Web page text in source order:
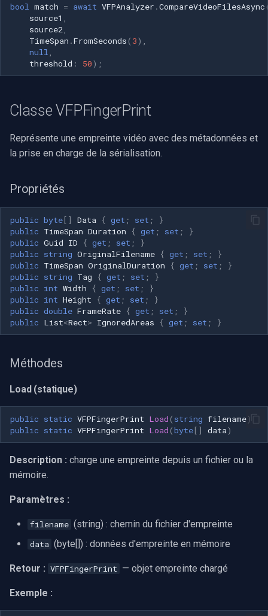
bool match = await VFPAnalyzer .CompareVideoFilesAsync
source1
source2
TimeSpan .FromSeconds ( 3),
null
threshold : 50);
Classe VFPFingerPrint
Représente une empreinte vidéo avec des métadonnées et
la prise en charge de la sérialisation.
Propriétés
public byte[] Data { get ; set ;
}
public TimeSpan Duration { get ; set ;
}
public Guid ID { get ; set ;
}
public string OriginalFilename { get ; set ;
}
public TimeSpan OriginalDuration { get ; set ;
}
public string Tag { get ; set ;
}
public int Width { get ; set ;
}
public int Height { get ; set ;
}
public double FrameRate { get ; set ;
}
public List<Rect> IgnoredAreas { get ; set ; }
Méthodes
Load (statique)
public static VFPFingerPrint Load ( string filename)
public static VFPFingerPrint Load (byte[] data)
Description : charge une empreinte depuis un fichier ou la
mémoire.
Paramètres :
filename (string) : chemin du fichier d'empreinte
data (byte[]) : données d'empreinte en mémoire
Retour : VFPFingerPrint — objet empreinte chargé
Exemple :